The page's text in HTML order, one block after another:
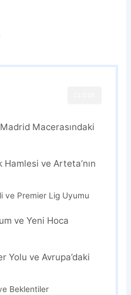
Macerasındaki
ve Arteta’nın
ve Premier Lig Uyumu
ve Yeni Hoca
Yolu ve Avrupa’daki
Beklentiler